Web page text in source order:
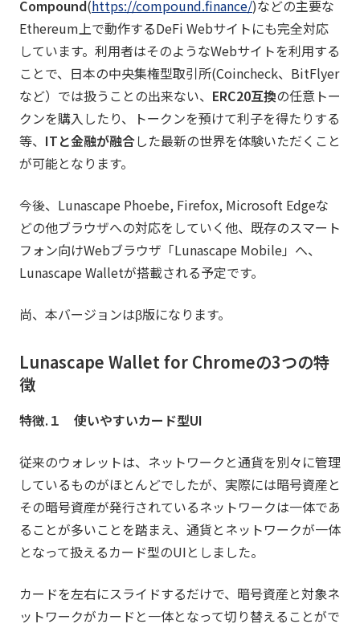
Compound(https://compound.finance/)などの主要な
Ethereum上で動作するDeFi Webサイトにも完全対応
しています。利用者はそのようなWebサイトを利用する
ことで、日本の中央集権型取引所(Coincheck、BitFlyer
など）では扱うことの出来ない、 ERC20互換の任意トー
クンを購入したり、トークンを預けて利子を得たりする
等、 ITと金融が融合した最新の世界を体験いただくこと
が可能となります。
今後、Lunascape Phoebe, Firefox, Microsoft Edgeな
どの他ブラウザへの対応をしていく他、既存のスマート
フォン向けWebブラウザ「Lunascape Mobile」へ、
Lunascape Walletが搭載される予定です。
尚、本バージョンはβ版になります。
Lunascape Wallet for Chromeの3つの特
徴
特徴.１ 使いやすいカード型UI
従来のウォレットは、ネットワークと通貨を別々に管理
しているものがほとんどでしたが、実際には暗号資産と
その暗号資産が発行されているネットワークは一体であ
ることが多いことを踏まえ、通貨とネットワークが一体
となって扱えるカード型のUIとしました。
カードを左右にスライドするだけで、暗号資産と対象ネ
ットワークがカードと一体となって切り替えることがで